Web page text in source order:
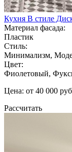
Кухня В стиле
Материал фасада:
Пластик
Стиль:
Минимализм,
Цвет:
Фиолетовый,
Цена: от 40 000
Рассчитать